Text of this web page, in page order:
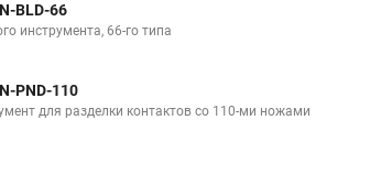
BLD-66
инструмента, 66-го типа
PND-110
для разделки контактов со 110-ми ножами